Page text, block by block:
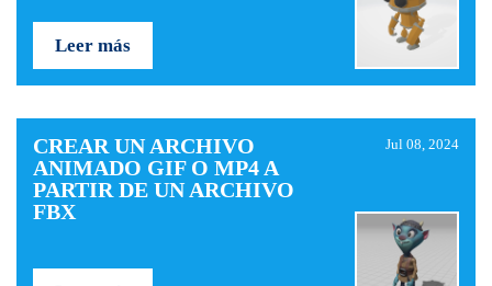
Leer más
CREAR UN ARCHIVO
ANIMADO GIF O MP4 A
PARTIR DE UN ARCHIVO
FBX
Jul 08, 2024